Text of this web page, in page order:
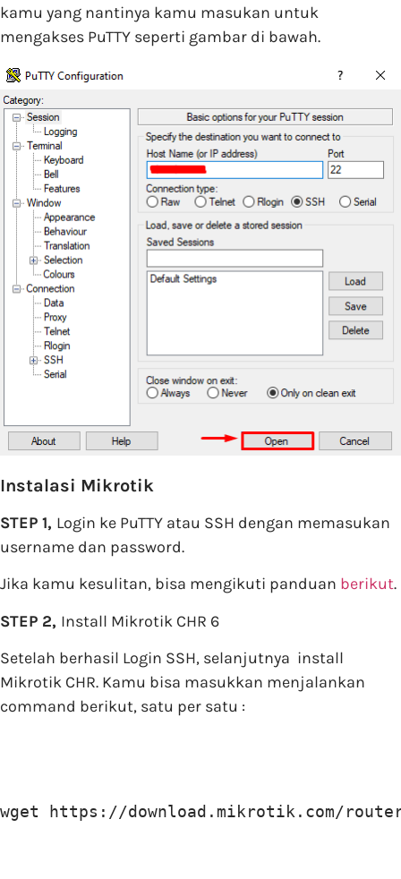
kamu yang nantinya kamu masukan untuk
mengakses PuTTY seperti gambar di bawah.
Instalasi Mikrotik
STEP 1, Login ke PuTTY atau SSH dengan memasukan
username dan password.
Jika kamu kesulitan, bisa mengikuti panduan berikut.
STEP 2, Install Mikrotik CHR 6
Setelah berhasil Login SSH, selanjutnya install
Mikrotik CHR. Kamu bisa masukkan menjalankan
command berikut, satu per satu :
wget https://download.mikrotik.com/